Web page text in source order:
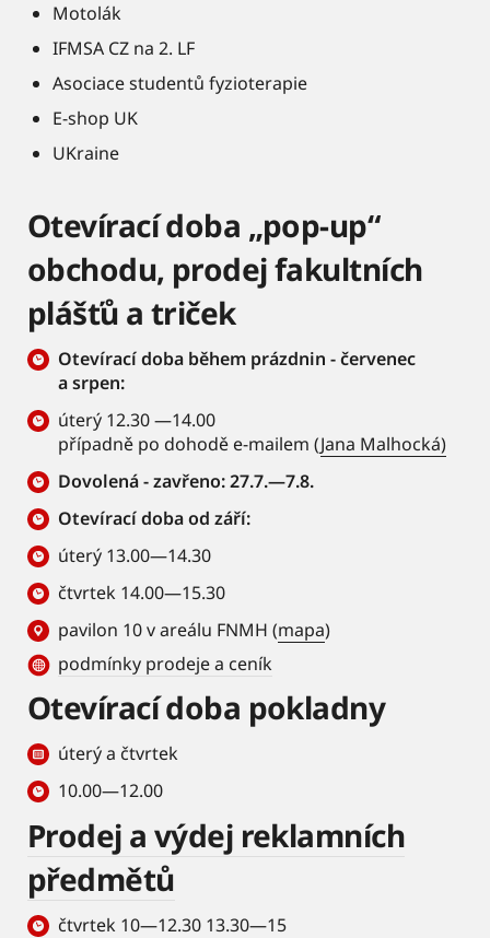
Motolák
IFMSA CZ na 2. LF
Asociace studentů fyzioterapie
E-shop UK
UKraine
Otevírací doba „pop-up“
obchodu, prodej fakultních
plášťů a triček
Otevírací doba během prázdnin - červenec
a srpen:
úterý 12.30 —14.00
případně po dohodě e-mailem (Jana Malhocká)
Dovolená - zavřeno: 27.7.—7.8.
Otevírací doba od září:
úterý 13.00—14.30
čtvrtek 14.00—15.30
pavilon 10 v areálu FNMH (mapa)
podmínky prodeje a ceník
Otevírací doba pokladny
úterý a čtvrtek
10.00—12.00
Prodej a výdej reklamních
předmětů
čtvrtek 10—12.30 13.30—15